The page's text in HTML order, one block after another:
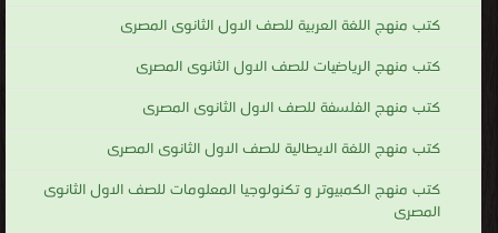
كتب منهج اللغة العربية للصف الاول الثانوى المصرى
كتب منهج الرياضيات للصف الاول الثانوى المصرى
كتب منهج الفلسفة للصف الاول الثانوى المصرى
كتب منهج اللغة الايطالية للصف الاول الثانوى المصرى
كتب منهج الكمبيوتر و تكنولوجيا المعلومات للصف الاول الثانوى
المصرى